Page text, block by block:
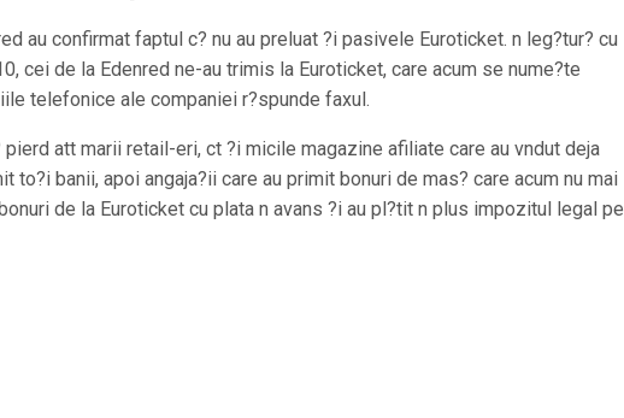
au confirmat faptul c? nu au preluat ?i pasivele Euroticket. n leg?tur? cu
cei de la Edenred ne-au trimis la Euroticket, care acum se nume?te
telefonice ale companiei r?spunde faxul.
att marii retail-eri, ct ?i micile magazine afiliate care au vndut deja
to?i banii, apoi angaja?ii care au primit bonuri de mas? care acum nu mai
de la Euroticket cu plata n avans ?i au pl?tit n plus impozitul legal pe